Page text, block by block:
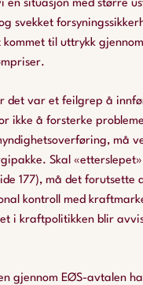
en situasjon med større
svekket
til uttrykk
det var et feilgrep å
ikke å forsterke
må
Skal
177), må det forutsette
kontroll med
i kraftpolitikken blir
gjennom EØS-avtalen